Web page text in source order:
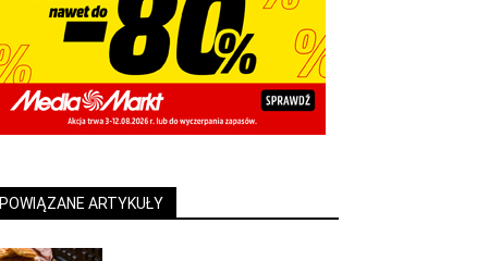
POWIĄZANE ARTYKUŁY